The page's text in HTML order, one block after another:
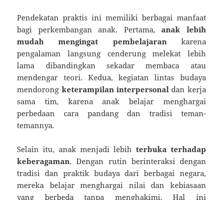
Pendekatan praktis ini memiliki berbagai manfaat
bagi perkembangan anak. Pertama,anak lebih
mudah mengingat pembelajaran karena
pengalaman langsung cenderung melekat lebih
lama dibandingkan sekadar membaca atau
mendengar teori. Kedua, kegiatan lintas budaya
mendorong keterampilan interpersonal dan kerja
sama tim, karena anak belajar menghargai
perbedaan cara pandang dan tradisi teman-
temannya.
Selain itu, anak menjadi lebih terbuka terhadap
keberagaman. Dengan rutin berinteraksi dengan
tradisi dan praktik budaya dari berbagai negara,
mereka belajar menghargai nilai dan kebiasaan
yang berbeda tanpa menghakimi. Hal ini